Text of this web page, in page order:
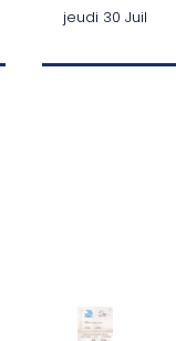
jeudi 30 Juil